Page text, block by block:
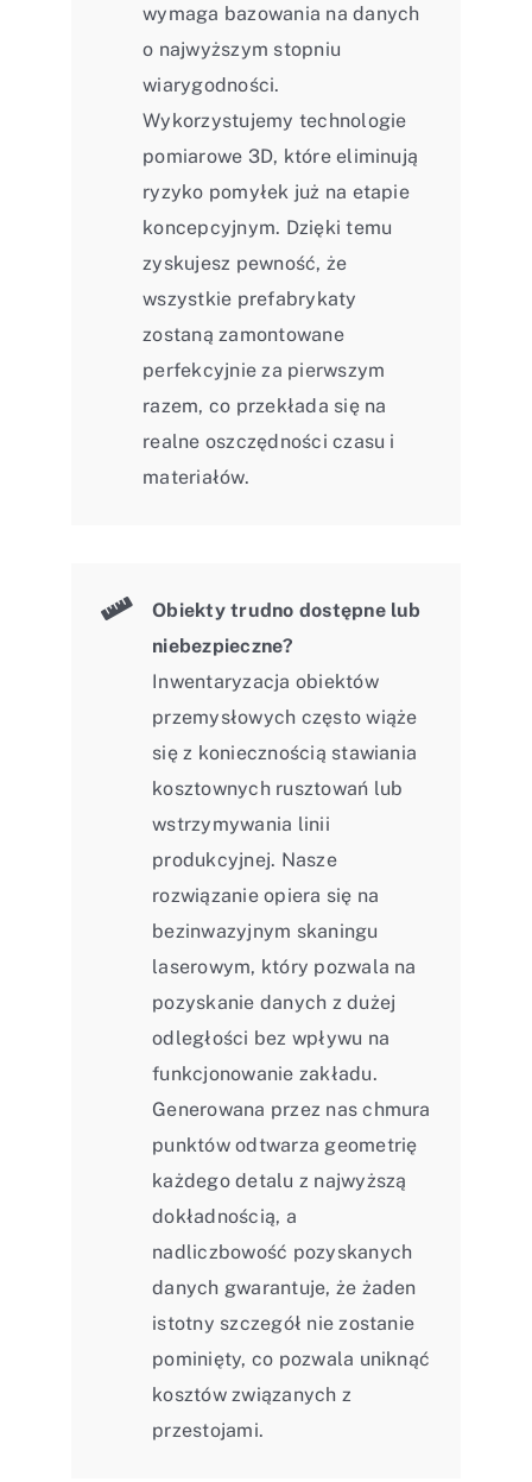
wymaga bazowania na danych
o najwyższym stopniu
wiarygodności.
Wykorzystujemy technologie
pomiarowe 3D, które eliminują
ryzyko pomyłek już na etapie
koncepcyjnym. Dzięki temu
zyskujesz pewność, że
wszystkie prefabrykaty
zostaną zamontowane
perfekcyjnie za pierwszym
razem, co przekłada się na
realne oszczędności czasu i
materiałów.
Obiekty trudno dostępne lub
niebezpieczne?
Inwentaryzacja obiektów
przemysłowych często wiąże
się z koniecznością stawiania
kosztownych rusztowań lub
wstrzymywania linii
produkcyjnej. Nasze
rozwiązanie opiera się na
bezinwazyjnym skaningu
laserowym, który pozwala na
pozyskanie danych z dużej
odległości bez wpływu na
funkcjonowanie zakładu.
Generowana przez nas chmura
punktów odtwarza geometrię
każdego detalu z najwyższą
dokładnością, a
nadliczbowość pozyskanych
danych gwarantuje, że żaden
istotny szczegół nie zostanie
pominięty, co pozwala uniknąć
kosztów związanych z
przestojami.